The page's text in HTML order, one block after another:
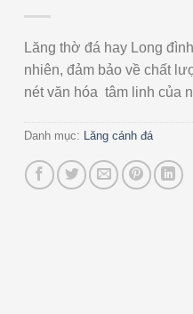
Lăng thờ đá hay Long
nhiên, đảm bảo về chất
nét văn hóa tâm linh của
Danh mục: Lăng cánh đá